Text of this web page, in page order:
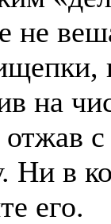
не
на
отжав
в
его.